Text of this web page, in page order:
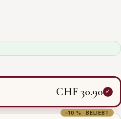
CHF 30.90
−10 % · BELIEBT